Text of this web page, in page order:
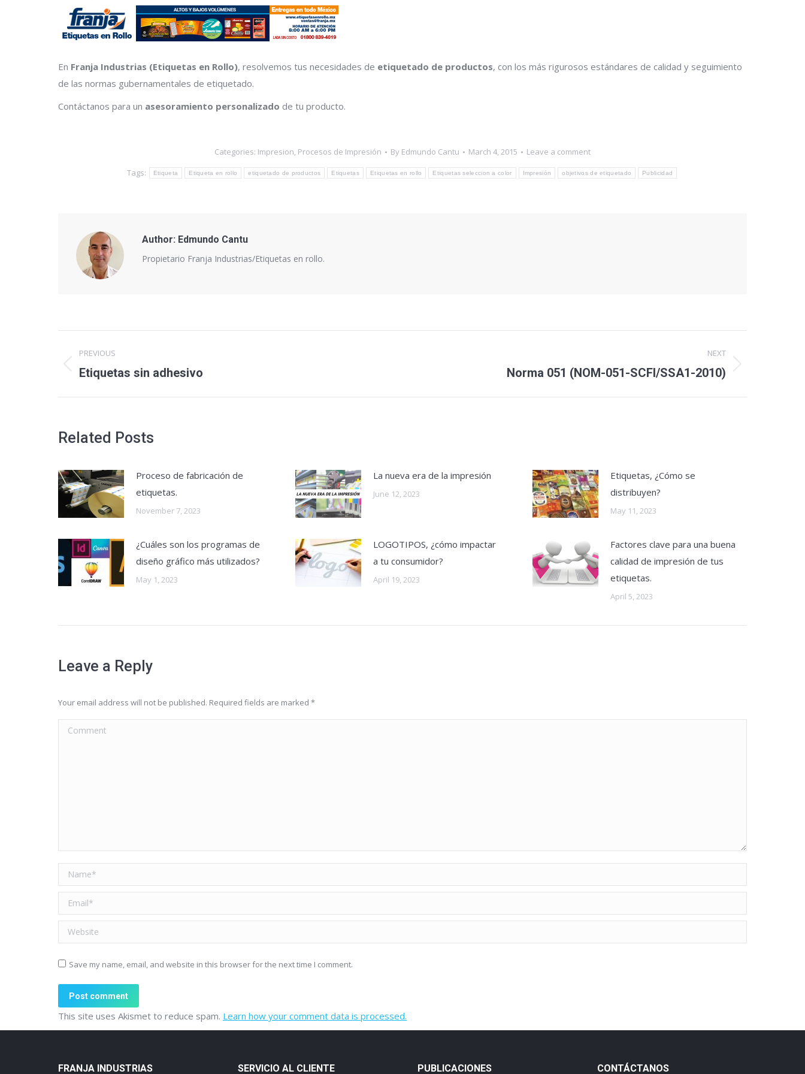
En Franja Industrias (Etiquetas en Rollo), resolvemos tus necesidades de etiquetado de productos, con los más rigurosos estándares de calidad y seguimiento
de las normas gubernamentales de etiquetado.
Contáctanos para un asesoramiento personalizado de tu producto.
Categories: Impresion, Procesos de Impresión By Edmundo Cantu March 4, 2015
Leave a comment
Tags:
Etiqueta Etiqueta en rollo etiquetado de productos Etiquetas Etiquetas en rollo Etiquetas seleccion a color Impresión objetivos de etiquetado Publicidad
Author: Edmundo Cantu
Propietario Franja Industrias/Etiquetas en rollo.
navigation
PREVIOUS
Previous
Etiquetas sin adhesivo
NEXT
Norma 051 (NOM-051-SCFI/SSA1-2010)
Related Posts
Proceso de fabricación de
etiquetas.
November 7, 2023
La nueva era de la impresión
June 12, 2023
Etiquetas, ¿Cómo se
distribuyen?
May 11, 2023
¿Cuáles son los programas de
diseño gráfico más utilizados?
May 1, 2023
LOGOTIPOS, ¿cómo impactar
a tu consumidor?
April 19, 2023
Factores clave para una buena
calidad de impresión de tus
etiquetas.
April 5, 2023
Leave a Reply
Your email address will not be published. Required fields are marked *
Comment
Name *
Email *
Website
Save my name, email, and website in this browser for the next time I comment.
Post comment
This site uses Akismet to reduce spam. Learn how your comment data is processed.
FRANJA INDUSTRIAS SERVICIO AL CLIENTE PUBLICACIONES CONTÁCTANOS